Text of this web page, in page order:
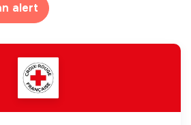
alert